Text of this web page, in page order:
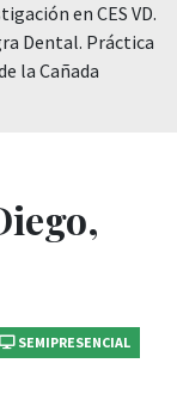
en CES VD.
Dental. Práctica
la Cañada
SEMIPRESENCIAL